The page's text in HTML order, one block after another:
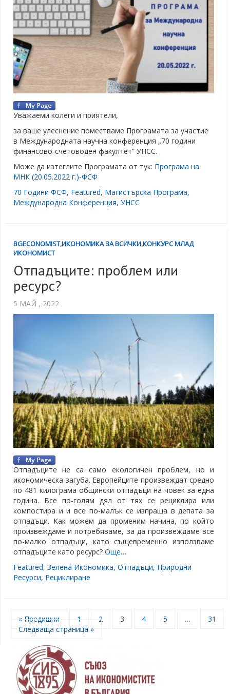
Уважаеми колеги и приятели,
за ваше улеснение поместваме Програмата за участие
в Международната научна конференция „70 години
финансово-счетоводен факултет“ УНСС.
Може да изтеглите Програмата от тук: Програма на
МНК (20.05.2022 г.)-ФСФ
70 Години ФСФ, Featured, Магистърска Програма,
Международна Конференция, УНСС
BGECONOMIST,ИКОНОМИКА ЗА ВСИЧКИ,КОНКУРС МЛАД
ИКОНОМИСТ
Отпадъците: проблем или
ресурс?
5 МАЙ , 2022
Отпадъците не са само екологичен проблем, но и
икономическа загуба. Европейците произвеждат средно
по 481 килограма общински отпадъци на човек за една
година. Все по-голям дял от тях се рециклира или
компостира и и все по-малък се изпраща в депата за
отпадъци. Как можем да променим начина, по който
произвеждаме и потребяваме, за да произвеждаме все
по-малко отпадъци, като същевременно използваме
отпадъците като ресурс? Още…
Featured, Зелена Икономика, Отпадъци, Природни
Ресурси, Рециклиране
« Предишни 1 2 3 4 5 …
31
Следваща страница »